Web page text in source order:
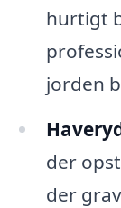
hurtigt
jorden
der
der